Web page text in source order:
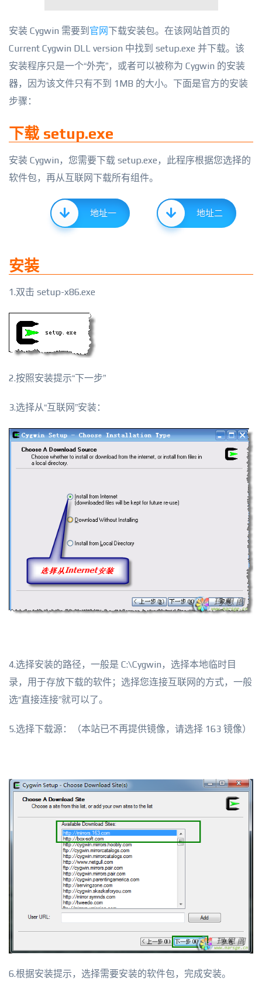
安装 Cygwin 需要到 官网下载安装包。在该网站首页的
Current Cygwin DLL version 中找到 setup.exe 并下载。该
安装程序只是一个“外壳”，或者可以被称为 Cygwin 的安装
器，因为该文件只有不到 1MB 的大小。下面是官方的安装
步骤：
下载 setup.exe
安装 Cygwin，您需要下载 setup.exe，此程序根据您选择的
软件包，再从互联网下载所有组件。
地址一 地址二
安装
1.双击 setup-x86.exe
2.按照安装提示“下一步”
3.选择从“互联网”安装：
4.选择安装的路径，一般是 C:\Cygwin，选择本地临时目
录，用于存放下载的软件；选择您连接互联网的方式，一般
选“直接连接”就可以了。
5.选择下载源：（本站已不再提供镜像，请选择 163 镜像）
6.根据安装提示，选择需要安装的软件包，完成安装。